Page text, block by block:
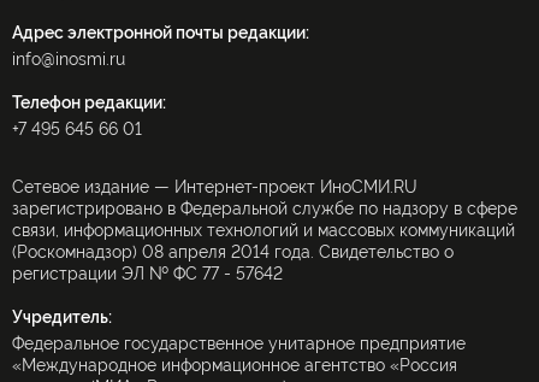
Адрес электронной почты редакции:
info@inosmi.ru
Телефон редакции:
+7 495 645 66 01
Сетевое издание — Интернет-проект ИноСМИ.RU
зарегистрировано в Федеральной службе по надзору в сфере
связи, информационных технологий и массовых коммуникаций
(Роскомнадзор) 08 апреля 2014 года. Свидетельство о
регистрации ЭЛ № ФС 77 - 57642
Учредитель:
Федеральное государственное унитарное предприятие
«Международное информационное агентство «Россия